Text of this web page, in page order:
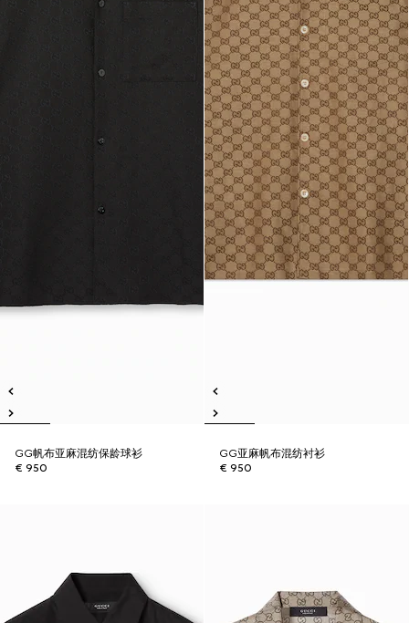
GG帆布亚麻混纺保龄球衫
€ 950
GG亚麻帆布混纺衬衫
€ 950